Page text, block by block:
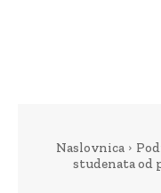
Naslovnica
studenata od